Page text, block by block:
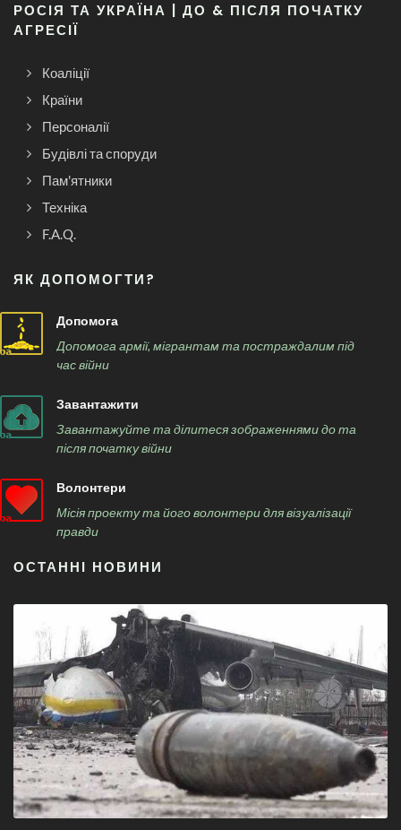
РОСІЯ ТА УКРАЇНА | ДО & ПІСЛЯ ПОЧАТКУ
АГРЕСІЇ
Коаліції
Країни
Персоналії
Будівлі та споруди
Пам'ятники
Техніка
F.A.Q.
ЯК ДОПОМОГТИ?
Допомога
Допомога армії, мігрантам та постраждалим під
час війни
Завантажити
Завантажуйте та ділитеся зображеннями до та
після початку війни
Волонтери
Місія проекту та його волонтери для візуалізації
правди
ОСТАННІ НОВИНИ